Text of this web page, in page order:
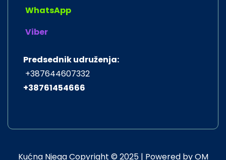
WhatsApp
Viber
Predsednik udruženja:
+387644607332
+38761454666
Kućna Njega Copyright © 2025 | Powered by OM